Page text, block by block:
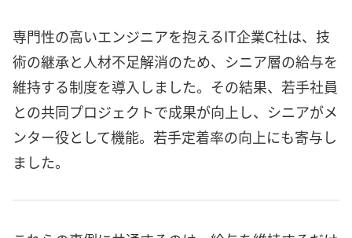
専門性の高いエンジニアを抱えるIT企業C社は、技
術の継承と人材不足解消のため、シニア層の給与を
維持する制度を導入しました。その結果、若手社員
との共同プロジェクトで成果が向上し、シニアがメ
ンター役として機能。若手定着率の向上にも寄与し
ました。